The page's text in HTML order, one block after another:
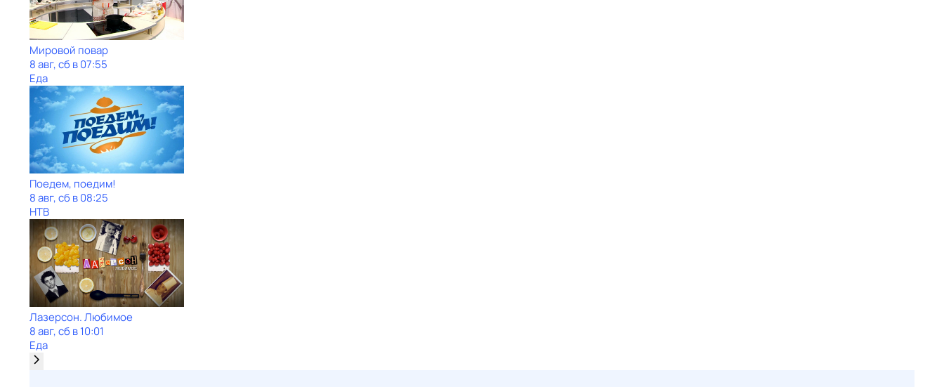
Мировой повар
8 авг, сб в 07:55
Еда
Поедем, поедим!
8 авг, сб в 08:25
НТВ
Лазерсон. Любимое
8 авг, сб в 10:01
Еда